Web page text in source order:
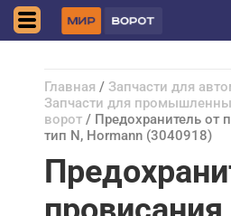
Главная / Запчасти для
Запчасти для
ворот / Предохранитель от
тип N, Hormann (3040918)